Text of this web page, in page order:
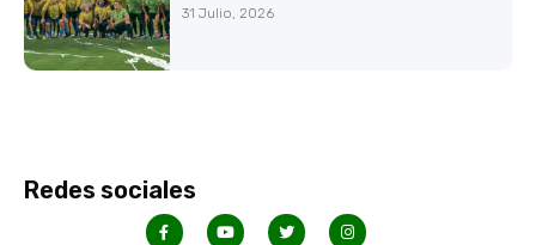
31 Julio, 2026
Redes sociales